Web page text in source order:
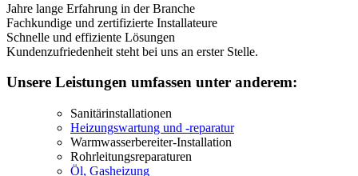
Jahre lange Erfahrung in der Branche
Fachkundige und zertifizierte Installateure
Schnelle und effiziente Lösungen
Kundenzufriedenheit steht bei uns an erster Stelle.
Unsere Leistungen umfassen unter anderem:
Sanitärinstallationen
Heizungswartung und -reparatur
Warmwasserbereiter-Installation
Rohrleitungsreparaturen
Öl, Gasheizung